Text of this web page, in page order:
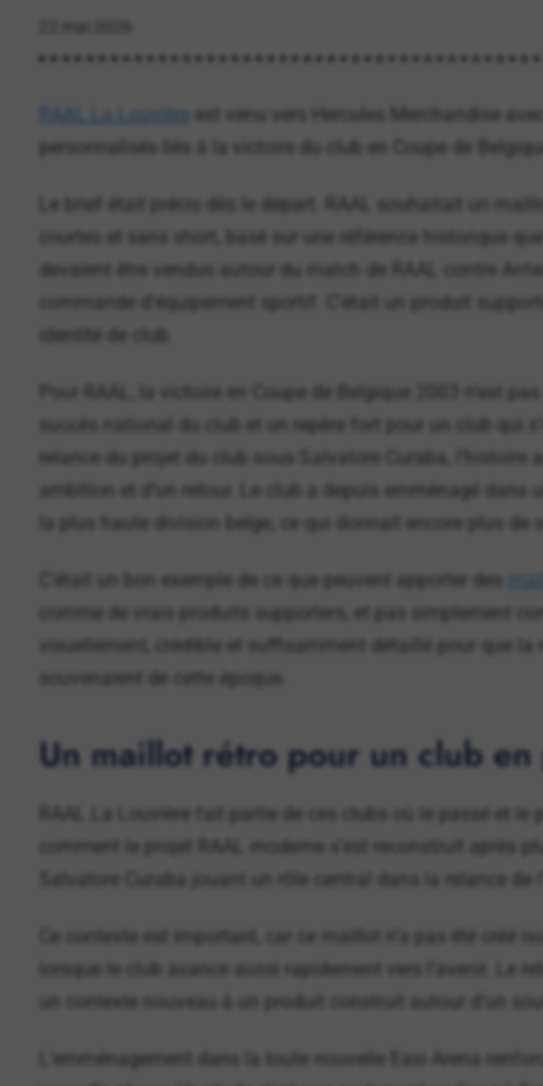
RAAL La Louvière est venu vers Hercules Merchandise
personnalisés liés à la victoire du club en Coupe de
Le brief était précis dès le départ. RAAL souhaitait un
courtes et sans short, basé sur une référence historique
devaient être vendus autour du match de RAAL contre
commande d’équipement sportif. C’était un produit
identité de club.
Pour RAAL, la victoire en Coupe de Belgique 2003 n’est
succès national du club et un repère fort pour un club qui
relance du projet du club sous Salvatore Curaba, l’histoire
ambition et d’un retour. Le club a depuis emménagé dans
la plus haute division belge, ce qui donnait encore plus de
C’était un bon exemple de ce que peuvent apporter des
comme de vrais produits supporters, et pas simplement
visuellement, crédible et suffisamment détaillé pour que
souvenaient de cette époque.
Un maillot rétro pour un club
RAAL La Louvière fait partie de ces clubs où le passé et
comment le projet RAAL moderne s’est reconstruit après
Salvatore Curaba jouant un rôle central dans la relance de
Ce contexte est important, car ce maillot n’a pas été créé
lorsque le club avance aussi rapidement vers l’avenir. Le
un contexte nouveau à un produit construit autour d’un
L’emménagement dans la toute nouvelle Easi Arena